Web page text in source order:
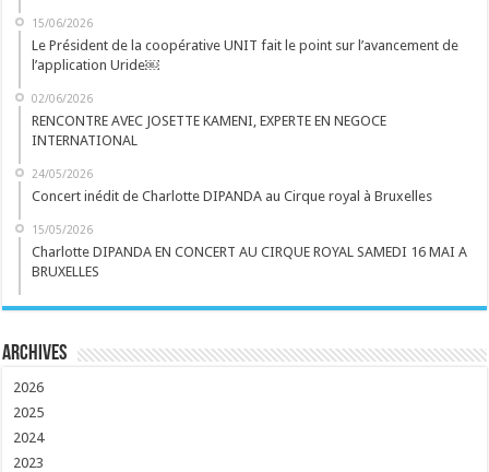
15/06/2026
Le Président de la coopérative UNIT fait le point sur l’avancement de
l’application Uride￼
02/06/2026
RENCONTRE AVEC JOSETTE KAMENI, EXPERTE EN NEGOCE
INTERNATIONAL
24/05/2026
Concert inédit de Charlotte DIPANDA au Cirque royal à Bruxelles
15/05/2026
Charlotte DIPANDA EN CONCERT AU CIRQUE ROYAL SAMEDI 16 MAI A
BRUXELLES
Archives
2026
2025
2024
2023